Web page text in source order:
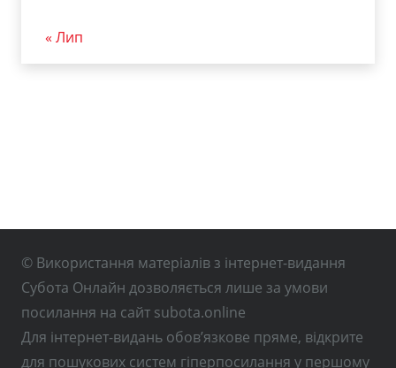
« Лип
© Використання матеріалів з інтернет-видання
Субота Онлайн дозволяється лише за умови
посилання на сайт subota.online
Для інтернет-видань обов’язкове пряме, відкрите
для пошукових систем гіперпосилання у першому